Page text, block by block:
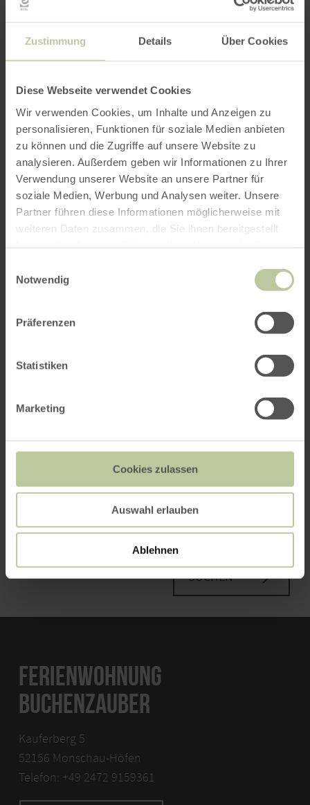
Zustimmung Details Über Cookies
Diese Webseite verwendet Cookies
Wir verwenden Cookies, um Inhalte und Anzeigen zu
personalisieren, Funktionen für soziale Medien anbieten
zu können und die Zugriffe auf unsere Website zu
analysieren. Außerdem geben wir Informationen zu Ihrer
Verwendung unserer Website an unsere Partner für
soziale Medien, Werbung und Analysen weiter. Unsere
Partner führen diese Informationen möglicherweise mit
weiteren Daten zusammen, die Sie ihnen bereitgestellt
Notwendig
Präferenzen
Statistiken
Marketing
Cookies zulassen
Auswahl erlauben
Ablehnen
Buchung
konnten wir leider keine passenden Einheiten
Anreise
Abreise
Kinder Bitte Alter angeben
SUCHEN
FERIENWOHNUNG
BUCHENZAUBER
Kauferberg 5
52156 Monschau-Höfen
Telefon: +49 2472 9159361